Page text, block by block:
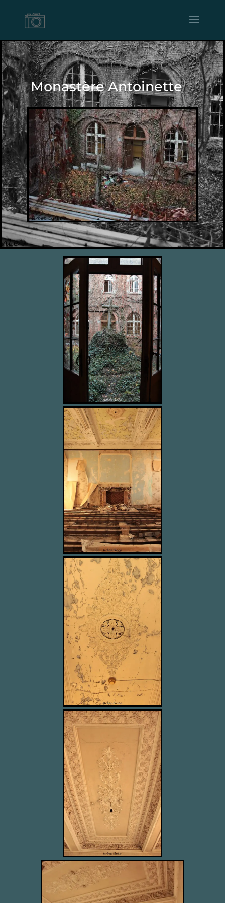
Monastère Antoinette